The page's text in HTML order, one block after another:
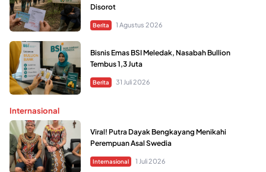
Disorot
Berita 1 Agustus 2026
Bisnis Emas BSI Meledak, Nasabah Bullion
Tembus 1,3 Juta
Berita 31 Juli 2026
Internasional
Viral! Putra Dayak Bengkayang Menikahi
Perempuan Asal Swedia
Internasional 1 Juli 2026